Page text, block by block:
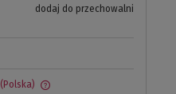
dodaj do przechowalni
(Polska)